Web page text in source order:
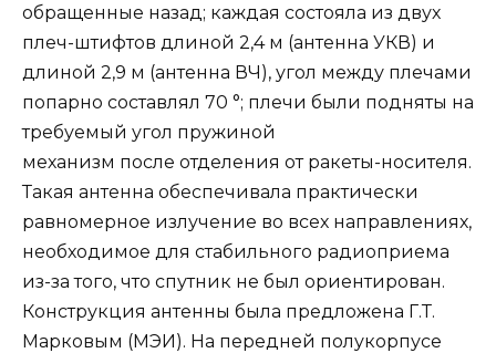
обращенные назад; каждая состояла из двух
плеч-штифтов длиной 2,4 м (антенна УКВ) и
длиной 2,9 м (антенна ВЧ), угол между плечами
попарно составлял 70 °; плечи были подняты на
требуемый угол пружиной
механизм после отделения от ракеты-носителя.
Такая антенна обеспечивала практически
равномерное излучение во всех направлениях,
необходимое для стабильного радиоприема
из-за того, что спутник не был ориентирован.
Конструкция антенны была предложена Г.Т.
Марковым (МЭИ). На передней полукорпусе